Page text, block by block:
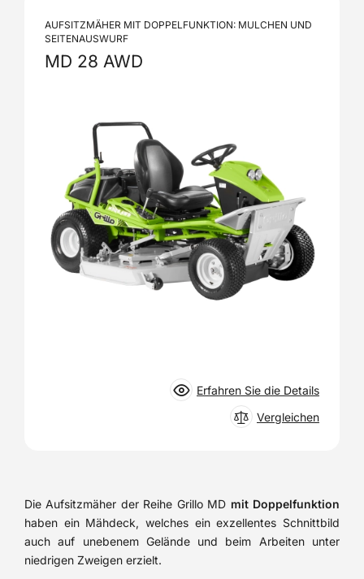
AUFSITZMÄHER MIT DOPPELFUNKTION: MULCHEN UND
SEITENAUSWURF
MD 28 AWD
Erfahren Sie die Details
Vergleichen
Die Aufsitzmäher der Reihe Grillo MD mit Doppelfunktion
haben ein Mähdeck, welches ein exzellentes Schnittbild
auch auf unebenem Gelände und beim Arbeiten unter
niedrigen Zweigen erzielt.